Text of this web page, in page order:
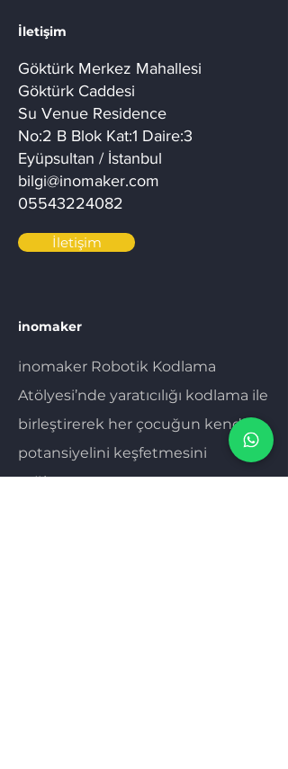
İletişim
Göktürk Merkez Mahallesi
Göktürk Caddesi
Su Venue Residence
No:2 B Blok Kat:1 Daire:3
Eyüpsultan / İstanbul
bilgi@inomaker.com
05543224082
İletişim
inomaker
inomaker Robotik Kodlama
Atölyesi’nde yaratıcılığı kodlama ile
birleştirerek her çocuğun kendi
potansiyelini keşfetmesini
sağlıyoruz.